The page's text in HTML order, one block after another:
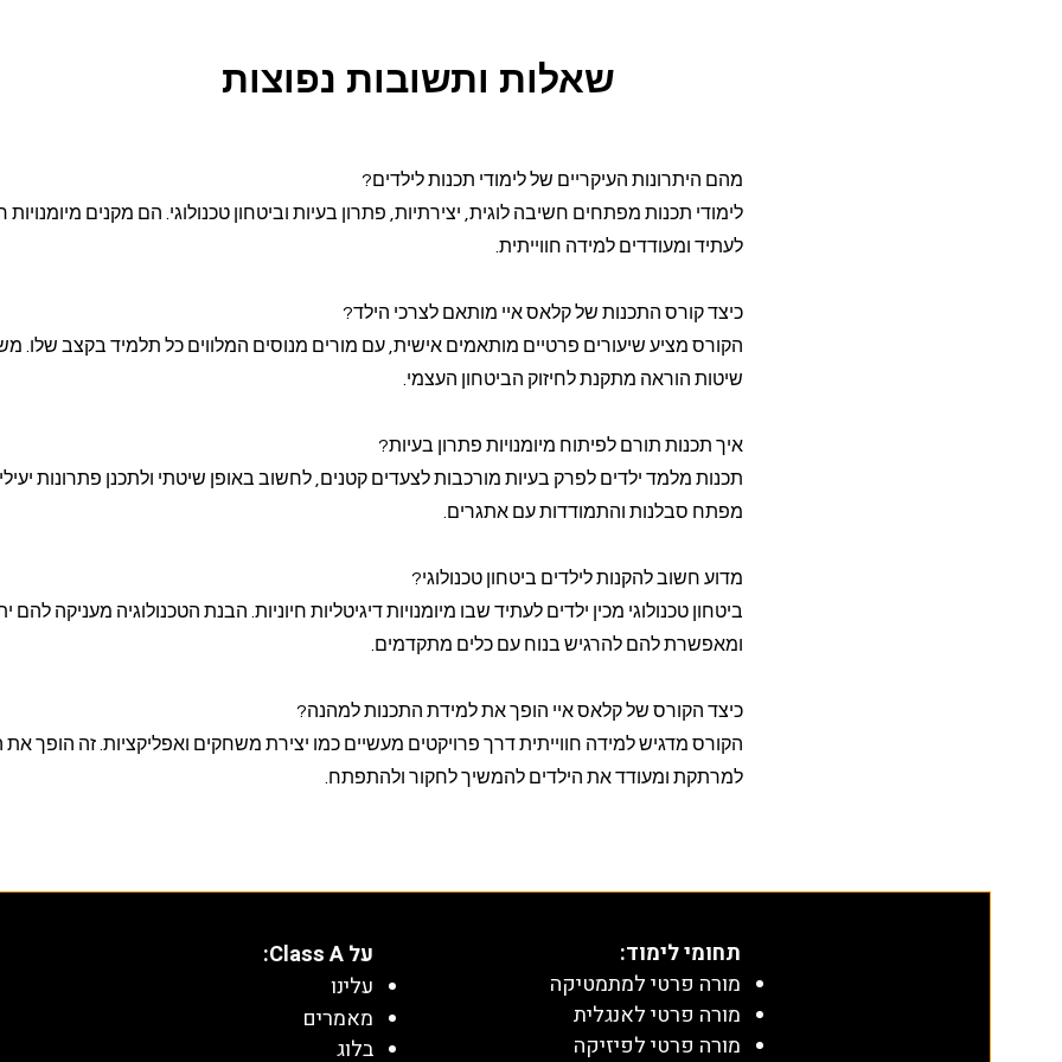
שאלות ותשובות נפוצות
מהם היתרונות העיקריים של לימודי תכנות לילדים?
לימודי תכנות מפתחים חשיבה לוגית, יצירתיות, פתרון בעיות וביטחון טכנולוגי. הם מקנים מיומנויות
לעתיד ומעודדים למידה חווייתית.
כיצד קורס התכנות של קלאס איי מותאם לצרכי הילד?
הקורס מציע שיעורים פרטיים מותאמים אישית, עם מורים מנוסים המלווים כל תלמיד בקצב שלו.
שיטות הוראה מתקנת לחיזוק הביטחון העצמי.
איך תכנות תורם לפיתוח מיומנויות פתרון בעיות?
תכנות מלמד ילדים לפרק בעיות מורכבות לצעדים קטנים, לחשוב באופן שיטתי ולתכנן פתרונות
מפתח סבלנות והתמודדות עם אתגרים.
מדוע חשוב להקנות לילדים ביטחון טכנולוגי?
ביטחון טכנולוגי מכין ילדים לעתיד שבו מיומנויות דיגיטליות חיוניות. הבנת הטכנולוגיה מעניקה להם
ומאפשרת להם להרגיש בנוח עם כלים מתקדמים.
כיצד הקורס של קלאס איי הופך את למידת התכנות למהנה?
הקורס מדגיש למידה חווייתית דרך פרויקטים מעשיים כמו יצירת משחקים ואפליקציות. זה הופך
למרתקת ומעודד את הילדים להמשיך לחקור ולהתפתח.
תחומי לימוד:
מורה פרטי למתמטיקה
מורה פרטי לאנגלית
מורה פרטי לפיזיקה
על Class A:
עלינו
מאמרים
בלוג